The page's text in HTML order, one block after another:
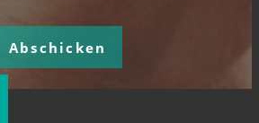
Abschicken